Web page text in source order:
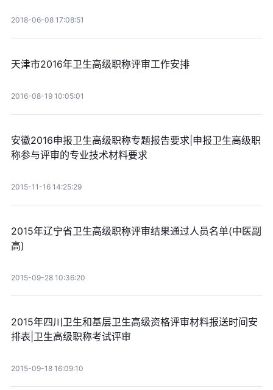
2018-06-08 17:08:51
天津市2016年卫生高级职称评审工作安排
2016-08-19 10:05:01
安徽2016申报卫生高级职称专题报告要求|申报卫生高级职
称参与评审的专业技术材料要求
2015-11-16 14:25:29
2015年辽宁省卫生高级职称评审结果通过人员名单(中医副
高)
2015-09-28 10:36:20
2015年四川卫生和基层卫生高级资格评审材料报送时间安
排表|卫生高级职称考试评审
2015-09-18 16:09:10